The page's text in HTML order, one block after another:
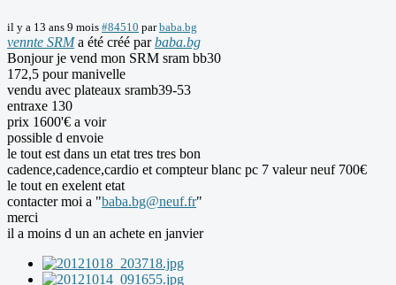
il y a 13 ans 9 mois #84510 parbaba.bg
vennte SRMa été créé parbaba.bg
Bonjour je vend mon SRM sram bb30
172,5 pour manivelle
vendu avec plateaux sramb39-53
entraxe 130
prix 1600'€ a voir
possible d envoie
le tout est dans un etat tres tres bon
cadence,cadence,cardio et compteur blanc pc 7 valeur neuf 700€
le tout en exelent etat
contacter moi a "baba.bg@neuf.fr"
merci
il a moins d un an achete en janvier